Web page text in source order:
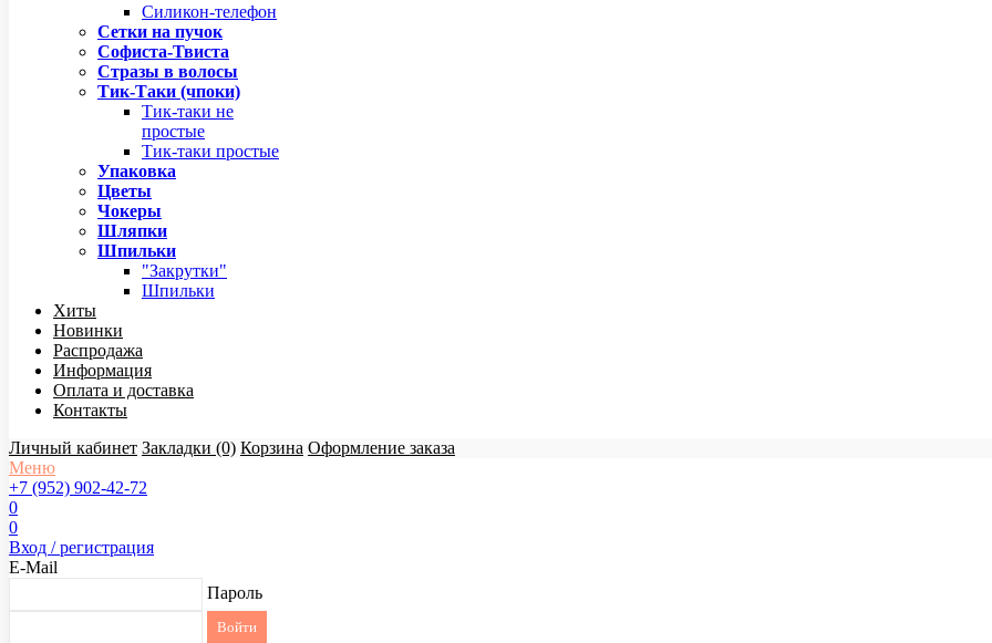
Силикон-телефон
Сетки на пучок
Софиста-Твиста
Стразы в волосы
Тик-Таки (чпоки)
Тик-таки не
простые
Тик-таки простые
Упаковка
Цветы
Чокеры
Шляпки
Шпильки
"Закрутки"
Шпильки
Хиты
Новинки
Распродажа
Информация
Оплата и доставка
Контакты
Личный кабинет Закладки (0) Корзина Оформление заказа
Меню
+7 (952) 902-42-72
0
0
Вход / регистрация
E-Mail
Пароль